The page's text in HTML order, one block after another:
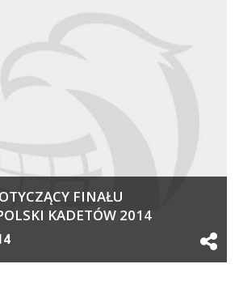
FINAŁU
KADETÓW 2014